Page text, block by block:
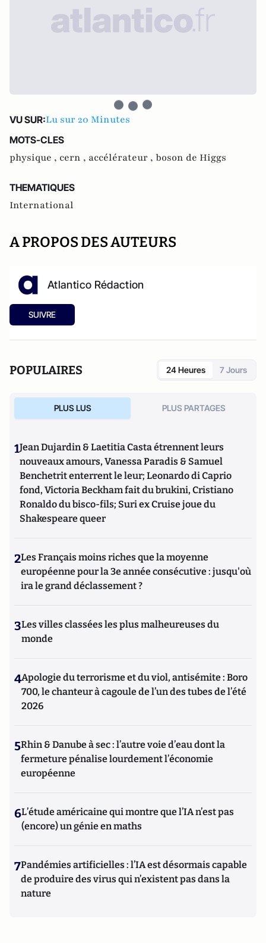
VU SUR:Lu sur 20 Minutes
MOTS-CLES
physique , cern , accélérateur , boson de Higgs
THEMATIQUES
International
A PROPOS DES AUTEURS
Atlantico Rédaction
SUIVRE
POPULAIRES 24 Heures 7 Jours
PLUS LUS PLUS PARTAGES
1Jean Dujardin & Laetitia Casta étrennent leurs
nouveaux amours, Vanessa Paradis & Samuel
Benchetrit enterrent le leur; Leonardo di Caprio
fond, Victoria Beckham fait du brukini, Cristiano
Ronaldo du bisco-fils; Suri ex Cruise joue du
Shakespeare queer
2Les Français moins riches que la moyenne
européenne pour la 3e année consécutive : jusqu'où
ira le grand déclassement ?
3Les villes classées les plus malheureuses du
monde
4Apologie du terrorisme et du viol, antisémite : Boro
700, le chanteur à cagoule de l’un des tubes de l’été
2026
5Rhin & Danube à sec : l’autre voie d’eau dont la
fermeture pénalise lourdement l’économie
européenne
6L’étude américaine qui montre que l’IA n’est pas
(encore) un génie en maths
7Pandémies artificielles : l’IA est désormais capable
de produire des virus qui n’existent pas dans la
nature